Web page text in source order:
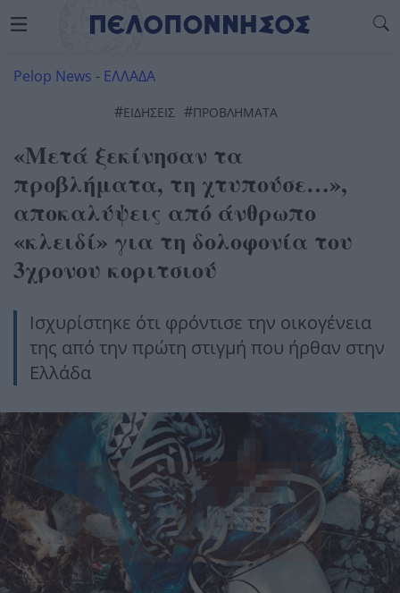
Pelop News - ΕΛΛΑΔΑ
#ΕΙΔΗΣΕΙΣ #ΠΡΟΒΛΗΜΑΤΑ
«Μετά ξεκίνησαν τα
προβλήματα, τη χτυπούσε…»,
αποκαλύψεις από άνθρωπο
«κλειδί» για τη δολοφονία του
3χρονου κοριτσιού
Ισχυρίστηκε ότι φρόντισε την οικογένεια
της από την πρώτη στιγμή που ήρθαν στην
Ελλάδα